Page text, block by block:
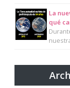
La
qué